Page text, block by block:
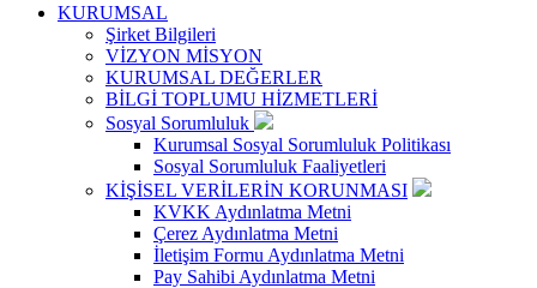
KURUMSAL
Şirket Bilgileri
VİZYON MİSYON
KURUMSAL DEĞERLER
BİLGİ TOPLUMU HİZMETLERİ
Sosyal Sorumluluk
Kurumsal Sosyal Sorumluluk Politikası
Sosyal Sorumluluk Faaliyetleri
KİŞİSEL VERİLERİN KORUNMASI
KVKK Aydınlatma Metni
Çerez Aydınlatma Metni
İletişim Formu Aydınlatma Metni
Pay Sahibi Aydınlatma Metni